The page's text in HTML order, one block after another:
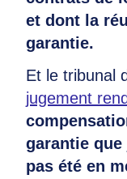
et dont la
garantie.
Et le tribunal
jugement
garantie que
pas été en